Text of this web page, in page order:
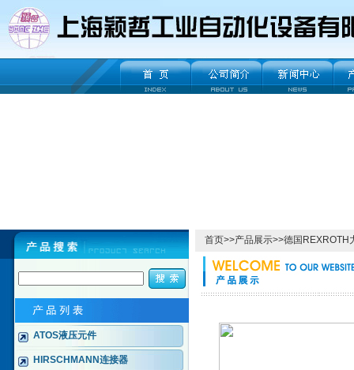
ATOS液压元件
HIRSCHMANN连接器
首页>>产品展示>>德国REXROTH